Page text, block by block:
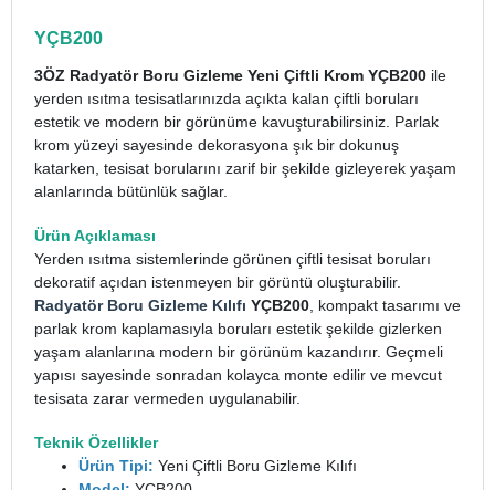
YÇB200
3ÖZ Radyatör Boru Gizleme Yeni Çiftli Krom YÇB200 ile
yerden ısıtma tesisatlarınızda açıkta kalan çiftli boruları
estetik ve modern bir görünüme kavuşturabilirsiniz. Parlak
krom yüzeyi sayesinde dekorasyona şık bir dokunuş
katarken, tesisat borularını zarif bir şekilde gizleyerek yaşam
alanlarında bütünlük sağlar.
Ürün Açıklaması
Yerden ısıtma sistemlerinde görünen çiftli tesisat boruları
dekoratif açıdan istenmeyen bir görüntü oluşturabilir.
Radyatör Boru Gizleme Kılıfı YÇB200 , kompakt tasarımı ve
parlak krom kaplamasıyla boruları estetik şekilde gizlerken
yaşam alanlarına modern bir görünüm kazandırır. Geçmeli
yapısı sayesinde sonradan kolayca monte edilir ve mevcut
tesisata zarar vermeden uygulanabilir.
Teknik Özellikler
Ürün Tipi: Yeni Çiftli Boru Gizleme Kılıfı